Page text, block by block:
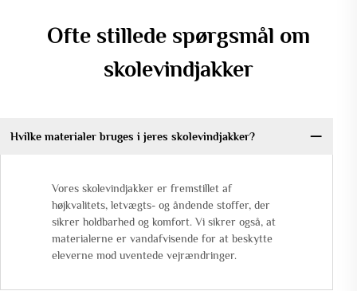
Ofte stillede spørgsmål om
skolevindjakker
Hvilke materialer bruges i jeres skolevindjakker?
Vores skolevindjakker er fremstillet af
højkvalitets, letvægts- og åndende stoffer, der
sikrer holdbarhed og komfort. Vi sikrer også, at
materialerne er vandafvisende for at beskytte
eleverne mod uventede vejrændringer.